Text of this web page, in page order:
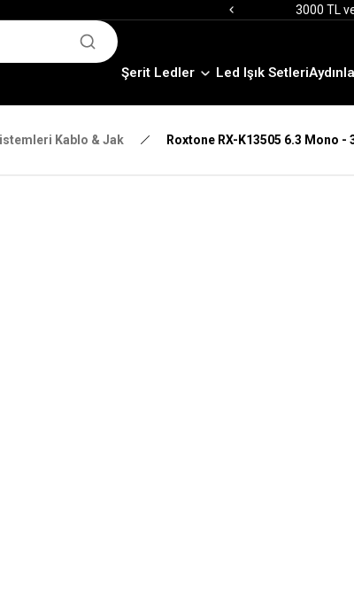
3000 TL
12:00' a
Şerit Ledler Led Işık Setleri
Kablo & Jak Roxtone RX-K13505 6.3 Mono